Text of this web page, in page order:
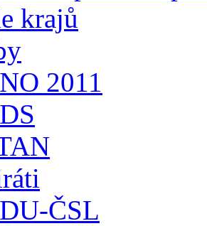
krajů
2011
ČSL